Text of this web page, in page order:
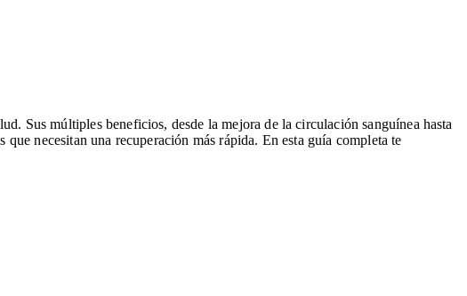
Sus múltiples beneficios, desde la mejora de la circulación sanguínea hasta
necesitan una recuperación más rápida. En esta guía completa te